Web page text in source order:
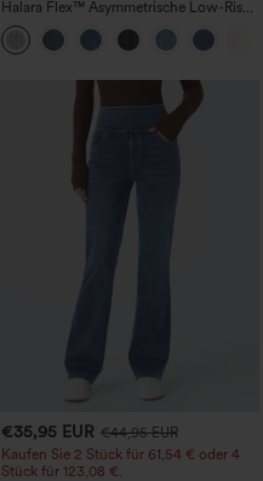
+15
Halara Flex™ Asymmetrische Low-Rise-
Jeans mit Reißverschlusstaschen,
Baggy-Stil, weitem Bein, gewaschen,
lässig
€35,95 EUR €44,95 EUR
Kaufen Sie 2 Stück für 61,54 € oder 4
Stück für 123,08 €.